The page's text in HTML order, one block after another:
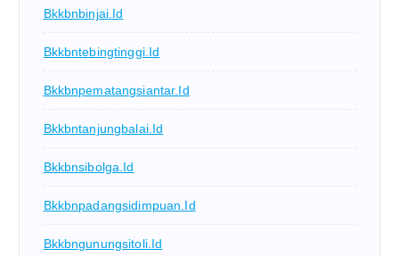
Bkkbnbinjai.id
Bkkbntebingtinggi.id
Bkkbnpematangsiantar.id
Bkkbntanjungbalai.id
Bkkbnsibolga.id
Bkkbnpadangsidimpuan.id
Bkkbngunungsitoli.id